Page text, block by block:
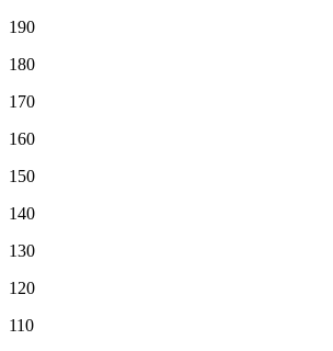
190
180
170
160
150
140
130
120
110